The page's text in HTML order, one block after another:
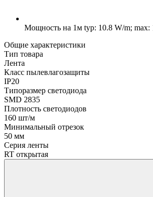
Мощность на 1м typ: 10.8 W/m; max:
Общие характеристики
Тип товара
Лента
Класс пылевлагозащиты
IP20
Типоразмер светодиода
SMD 2835
Плотность светодиодов
160 шт/м
Минимальный отрезок
50 мм
Серия ленты
RT открытая